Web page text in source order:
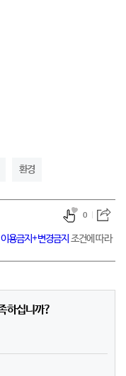
환경
용금지+변경금지 조건에 따라
0
하십니까?